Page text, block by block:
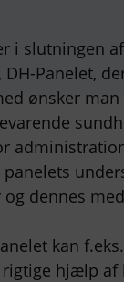
i slutningen
Panelet,
ønsker
dennes
kan
hjælp